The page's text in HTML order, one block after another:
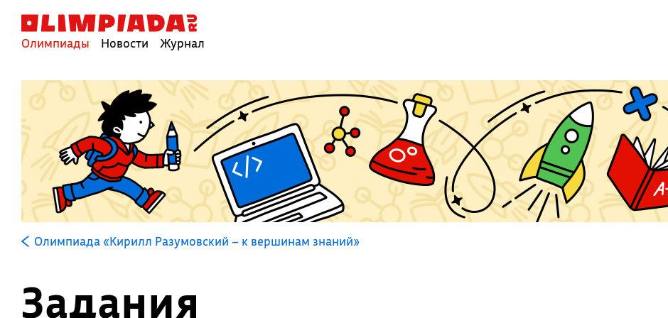
Олимпиады Новости Журнал
Олимпиада «Кирилл Разумовский – к вершинам знаний»
Задания